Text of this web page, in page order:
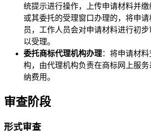
统提示进行操作，上传申请材料并
或其委托的受理窗口办理的，将申
员，工作人员会对申请材料进行初
以受理。
委托商标代理机构办理：将申请材
构，由代理机构负责在商标网上服
纳费用。
审查阶段
形式审查